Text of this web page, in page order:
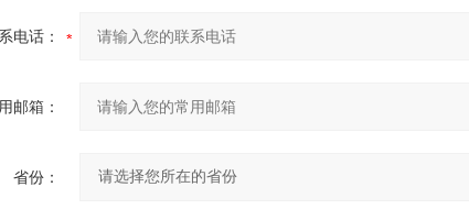
电话：
邮箱：
省份：